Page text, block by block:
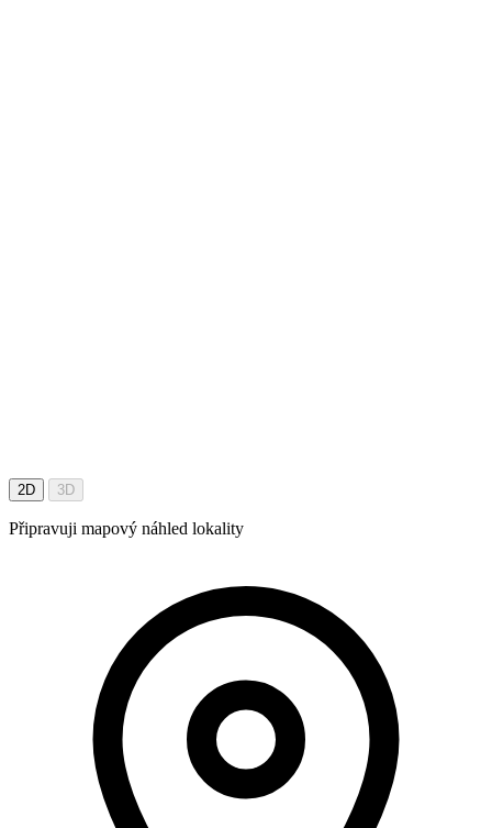
2D 3D
Připravuji mapový náhled lokality